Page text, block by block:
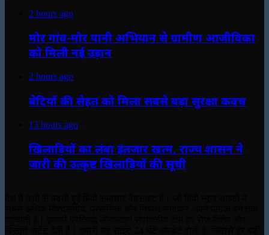
2 hours ago
मोर गांव-मोर पानी अभियान से ग्रामीण आजीविका
को मिली नई उड़ान
2 hours ago
बेटियों की सेहत को मिला सबसे बड़ा सुरक्षा कवच
13 hours ago
खिलाड़ियों का लंबा इंतजार खत्म, राज्य शासन ने
जारी की उत्कृष्ट खिलाड़ियों की सूची